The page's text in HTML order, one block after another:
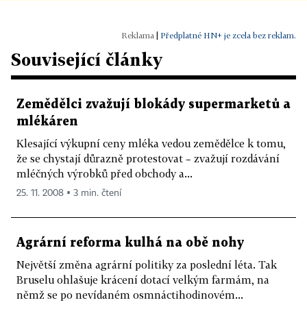
Předplatné HN+ je zcela bez reklam.
Související články
Zemědělci zvažují blokády supermarketů a
mlékáren
Klesající výkupní ceny mléka vedou zemědělce k tomu,
že se chystají důrazně protestovat – zvažují rozdávání
mléčných výrobků před obchody a...
25. 11. 2008 ▪ 3 min. čtení
Agrární reforma kulhá na obě nohy
Největší změna agrární politiky za poslední léta. Tak
Bruselu ohlašuje krácení dotací velkým farmám, na
němž se po nevídaném osmnáctihodinovém...